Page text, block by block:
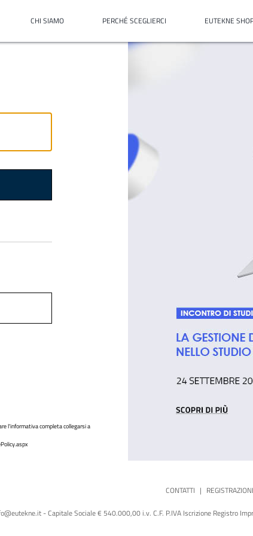
CHI SIAMO PERCHÉ SCEGLIERCI EUTEKNE
l'informativa completa collegarsi a
CONTATTI |
- Capitale Sociale € 540.000,00 i.v. C.F. P.IVA Iscrizione Registro